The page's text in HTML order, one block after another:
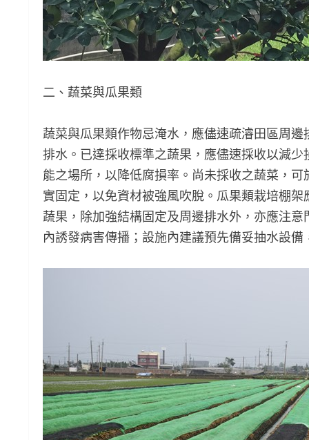
二、蔬菜與瓜果類
蔬菜與瓜果類作物忌淹水，應儘速疏濬田區周
排水。已達採收標準之蔬果，應儘速採收以減
能之場所，以降低腐損率。尚未採收之蔬菜，
實固定，以免資材被強風吹脫。瓜果類栽培棚
蔬果，除加強結構固定及周邊排水外，亦應注
內誘發病害傳播；設施內建議預先備妥抽水設備